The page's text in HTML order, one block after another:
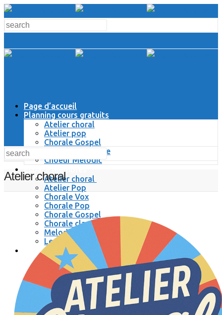
Page d’accueil
Planning cours gratuits
Atelier choral
Atelier pop
Chorale Gospel
Chorale Classique
Choeur Melodic
Atelier choral
Atelier Pop
Chorale Vox
Chorale Pop
Chorale Gospel
Chorale classique
Melodic
Les Muses
Se connecter / se déconnecter
Atelier choral